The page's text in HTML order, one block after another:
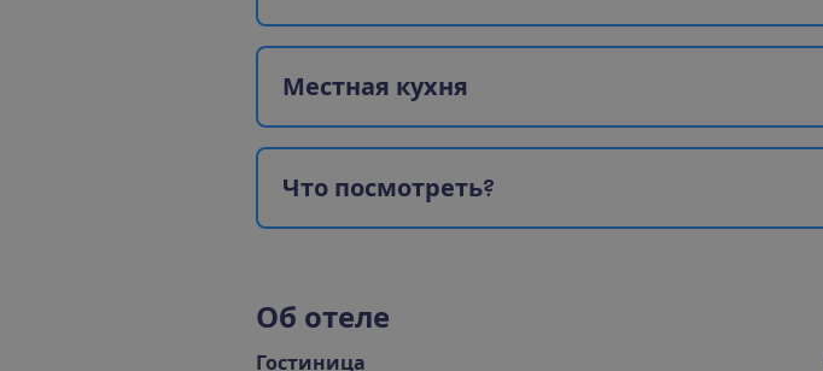
Местная кухня
Что посмотреть?
Об отеле
Гостиница